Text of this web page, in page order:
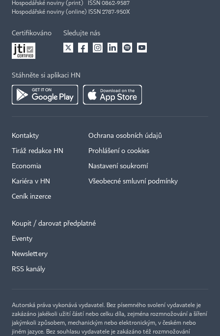
Hospodářské noviny (print) ISSN 0862-9587
Hospodářské noviny (online) ISSN 2787-950X
Certifikováno Sledujte nás
Stáhněte si aplikaci HN
Kontakty
Tiráž redakce HN
Economia
Kariéra v HN
Ceník inzerce
Ochrana osobních údajů
Prohlášení o cookies
Nastavení soukromí
Všeobecné smluvní podmínky
Koupit / darovat předplatné
Eventy
Newslettery
RSS kanály
Autorská práva vykonává vydavatel. Bez písemného svolení vydavatele je
zakázáno jakékoli užití částí nebo celku díla, zejména rozmnožování a šíření
jakýmkoli způsobem, mechanickým nebo elektronickým, v českém nebo
jiném jazyce. Bez souhlasu vydavatele je zakázáno též rozmnožování